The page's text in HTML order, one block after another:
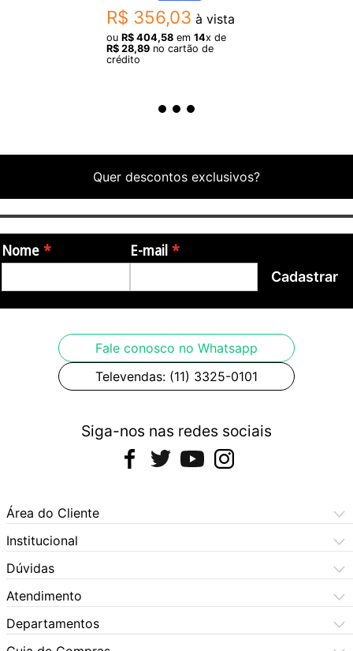
R$ 356,03 à vista
ou R$ 404,58 em 14x de
R$ 28,89 no cartão de
crédito
Quer descontos exclusivos?
Nome E-mail
Cadastrar
Fale conosco no Whatsapp
Televendas: (11) 3325-0101
Siga-nos nas redes sociais
Área do Cliente
Meus Pedidos
Meus Dados
Institucional
Central de Atendimento
Dúvidas Frequentes
Formas de Pagamento
Política de Privacidade
Dúvidas
Como Comprar
Dúvidas Frequentes
Política de Cookies
Atendimento
(11) 3060-6100
Segunda à sexta das 9h às 17:30h
Departamentos
Automotivo